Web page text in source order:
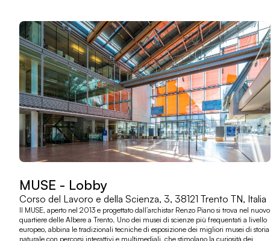
MUSE - Lobby
Corso del Lavoro e della Scienza, 3, 38121 Trento TN, Italia
Il MUSE, aperto nel 2013 e progettato dall’archistar Renzo Piano si trova nel nuovo
quartiere delle Albere a Trento. Uno dei musei di scienze più frequentati a livello
europeo, abbina le tradizionali tecniche di esposizione dei migliori musei di storia
naturale con percorsi interattivi e multimediali, che stimolano la curiosità dei